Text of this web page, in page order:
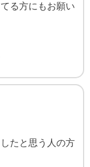
る方にもお願い
たと思う人の方